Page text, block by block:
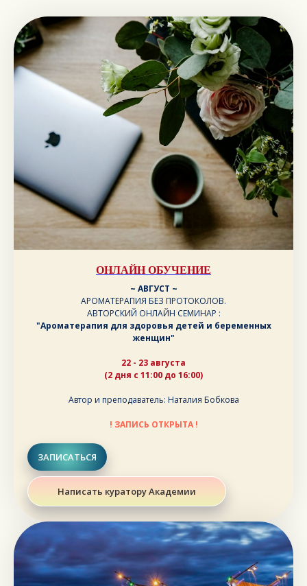
ОНЛАЙН ОБУЧЕНИЕ
~ АВГУСТ ~
АРОМАТЕРАПИЯ БЕЗ ПРОТОКОЛОВ.
АВТОРСКИЙ ОНЛАЙН СЕМИНАР :
"Ароматерапия для здоровья детей и беременных
женщин"
22 - 23 августа
(2 дня с 11:00 до 16:00)
Автор и преподаватель: Наталия Бобкова
! ЗАПИСЬ ОТКРЫТА !
ЗАПИСАТЬСЯ
Написать куратору Академии